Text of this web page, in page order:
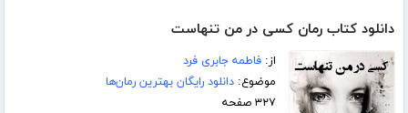
دانلود کتاب رمان کسی در من تنهاست
از:فاطمه جابری فرد
موضوع:دانلود رایگان بهترین رمان‌ها
۳۲۷ صفحه